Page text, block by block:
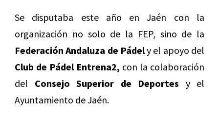
Se disputaba este año en Jaén con la
organización no solo de la FEP, sino de la
Federación Andaluza de Pádely el apoyo del
Club de Pádel Entrena2, con la colaboración
del Consejo Superior de Deportes y el
Ayuntamiento de Jaén.